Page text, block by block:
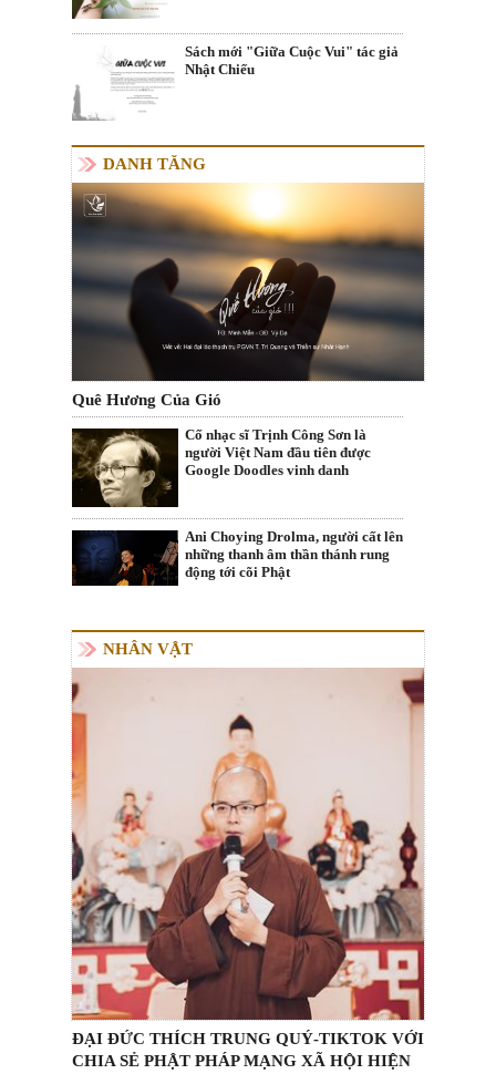
Sách mới "Giữa Cuộc Vui" tác giả
Nhật Chiếu
DANH TĂNG
Quê Hương Của Gió
Cố nhạc sĩ Trịnh Công Sơn là
người Việt Nam đầu tiên được
Google Doodles vinh danh
Ani Choying Drolma, người cất lên
những thanh âm thần thánh rung
động tới cõi Phật
NHÂN VẬT
ĐẠI ĐỨC THÍCH TRUNG QUÝ-TIKTOK VỚI
CHIA SẺ PHẬT PHÁP MẠNG XÃ HỘI HIỆN